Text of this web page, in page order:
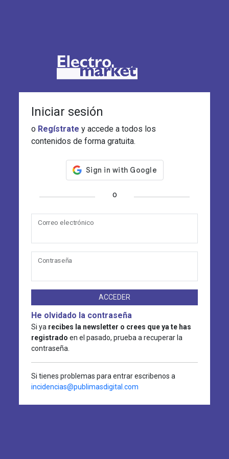
Iniciar sesión
o Regístrate y accede a todos los
contenidos de forma gratuita.
o
Correo electrónico
Contraseña
ACCEDER
He olvidado la contraseña
Si ya recibes la newsletter o crees que ya te has
registrado en el pasado, prueba a recuperar la
contraseña.
Si tienes problemas para entrar escribenos a
incidencias@publimasdigital.com